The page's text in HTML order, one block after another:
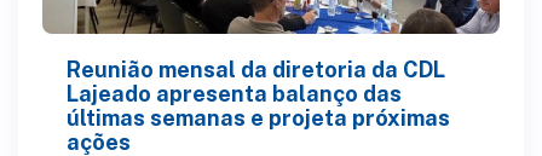
Reunião mensal da diretoria da CDL
Lajeado apresenta balanço das
últimas semanas e projeta próximas
ações